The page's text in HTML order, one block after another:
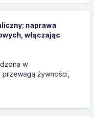
naprawa
włączając
w
żywności,